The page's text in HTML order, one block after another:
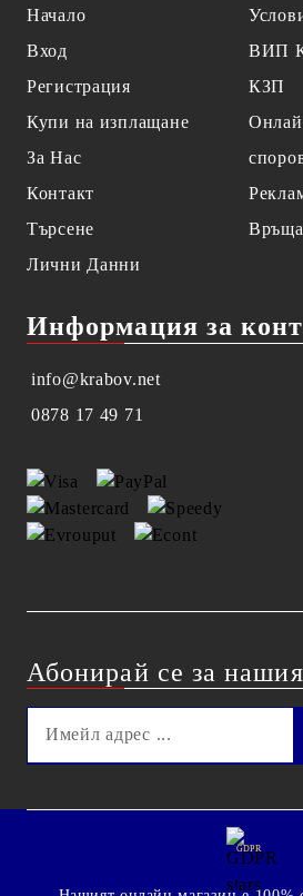
Начало
Вход
Регистрация
Купи на изплащане
За Нас
Контакт
Търсене
Лични Данни
ВИП
КЗП
Информация за
info@krabov.net
0878 17 49 71
Абонирай се за
GDPR